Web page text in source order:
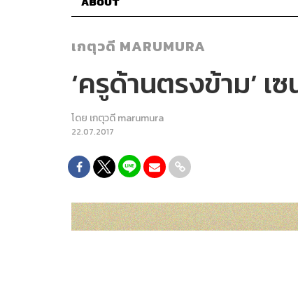
ABOUT
เกตุวดี MARUMURA
‘ครูด้านตรงข้าม’ เ
โดย เกตุวดี marumura
22.07.2017